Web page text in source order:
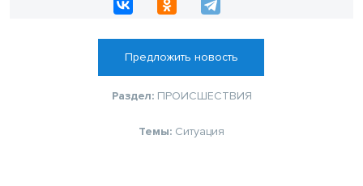
Предложить новость
Раздел: ПРОИСШЕСТВИЯ
Темы: Ситуация